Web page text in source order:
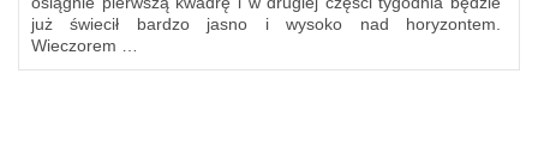
już świecił bardzo jasno i wysoko nad horyzontem.
Wieczorem …